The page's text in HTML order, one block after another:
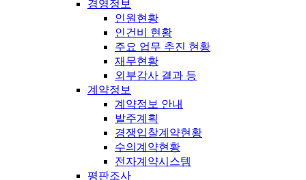
경영정보
인원현황
인건비 현황
주요 업무 추진 현황
재무현황
외부감사 결과 등
계약정보
계약정보 안내
발주계획
경쟁입찰계약현황
수의계약현황
전자계약시스템
평판조사